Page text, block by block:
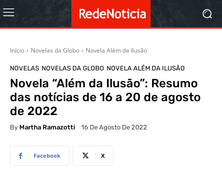
Início Novelas da Globo Novela Além da Ilusão
NOVELAS NOVELAS DA GLOBO NOVELA ALÉM DA ILUSÃO
Novela “Além da Ilusão”: Resumo
das notícias de 16 a 20 de agosto
de 2022
By Martha Ramazotti 16 De Agosto De 2022
Facebook X